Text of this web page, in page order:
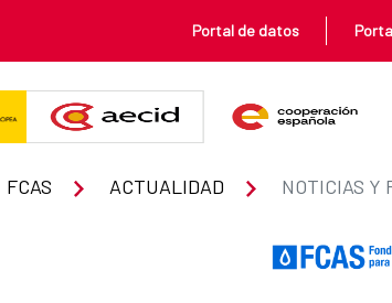
Portal de datos
FCAS ACTUALIDAD NOTICIAS Y